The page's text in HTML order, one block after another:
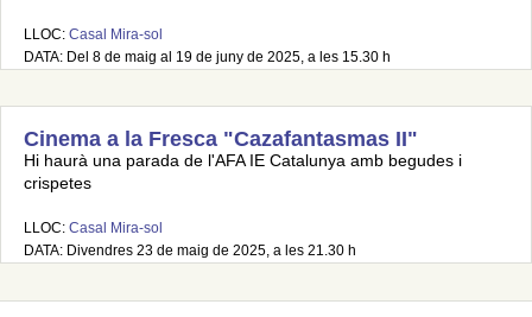
LLOC: Casal Mira-sol
DATA: Del 8 de maig al 19 de juny de 2025, a les 15.30 h
Cinema a la Fresca "Cazafantasmas II"
Hi haurà una parada de l'AFA IE Catalunya amb begudes i
crispetes
LLOC: Casal Mira-sol
DATA: Divendres 23 de maig de 2025, a les 21.30 h